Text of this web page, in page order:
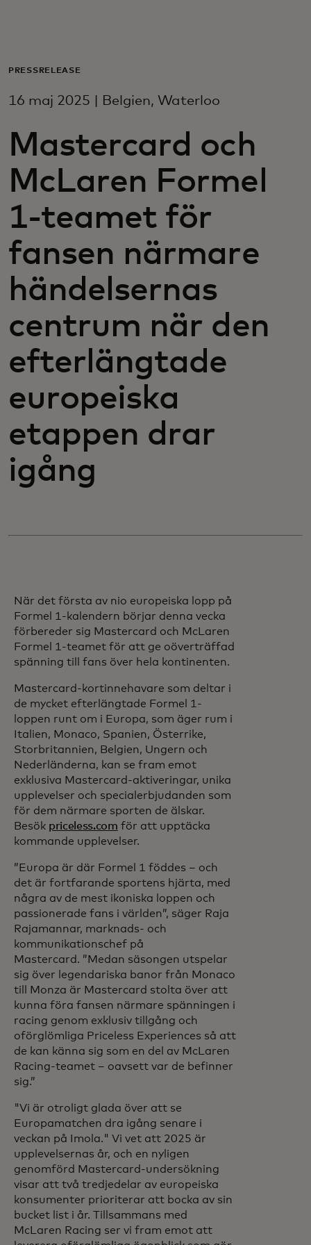
För företag
För innovatörer
Nyheter och trender
PRESSRELEASE
16 maj 2025 | Belgien, Waterloo
Mastercard och
McLaren Formel
1-teamet för
fansen närmare
händelsernas
centrum när den
efterlängtade
europeiska
etappen drar
igång
När det första av nio europeiska lopp på
Formel 1-kalendern börjar denna vecka
förbereder sig Mastercard och McLaren
Formel 1-teamet för att ge oöverträffad
spänning till fans över hela kontinenten.
Mastercard-kortinnehavare som deltar i
de mycket efterlängtade Formel 1-
loppen runt om i Europa, som äger rum i
Italien, Monaco, Spanien, Österrike,
Storbritannien, Belgien, Ungern och
Nederländerna, kan se fram emot
exklusiva Mastercard-aktiveringar, unika
upplevelser och specialerbjudanden som
för dem närmare sporten de älskar.
Besök priceless.com för att upptäcka
kommande upplevelser.
”Europa är där Formel 1 föddes – och
det är fortfarande sportens hjärta, med
några av de mest ikoniska loppen och
passionerade fans i världen”, säger Raja
Rajamannar, marknads- och
kommunikationschef på
Mastercard. ”Medan säsongen utspelar
sig över legendariska banor från Monaco
till Monza är Mastercard stolta över att
kunna föra fansen närmare spänningen i
racing genom exklusiv tillgång och
oförglömliga Priceless Experiences så att
de kan känna sig som en del av McLaren
Racing-teamet – oavsett var de befinner
sig.”
"Vi är otroligt glada över att se
Europamatchen dra igång senare i
veckan på Imola." Vi vet att 2025 är
upplevelsernas år, och en nyligen
genomförd Mastercard-undersökning
visar att två tredjedelar av europeiska
konsumenter prioriterar att bocka av sin
bucket list i år. Tillsammans med
McLaren Racing ser vi fram emot att